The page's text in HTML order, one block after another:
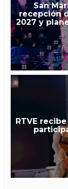
San
recepción
2027 y
RTVE